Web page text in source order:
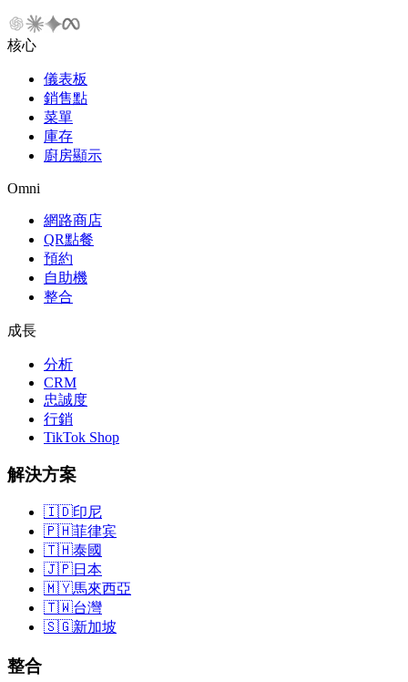
核心
儀表板
銷售點
菜單
庫存
廚房顯示
Omni
網路商店
QR點餐
預約
自助機
整合
成長
分析
CRM
忠誠度
行銷
TikTok Shop
解決方案
🇮🇩印尼
🇵🇭菲律宾
🇹🇭泰國
🇯🇵日本
🇲🇾馬來西亞
🇹🇼台灣
🇸🇬新加坡
整合